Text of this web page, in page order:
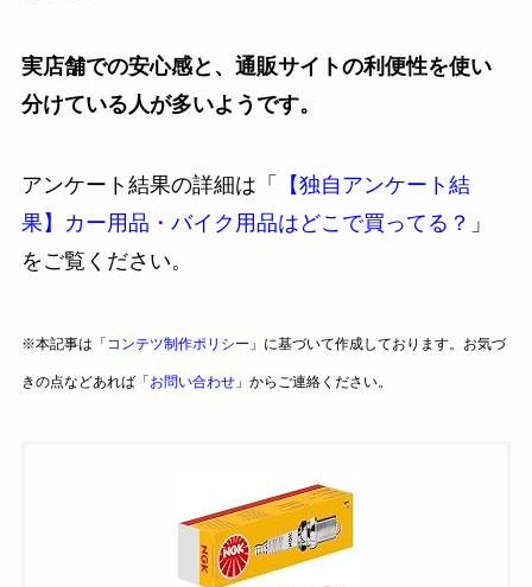
実店舗での安心感と、通販サイトの利便性を使い
分けている人が多いようです。
アンケート結果の詳細は「
【独自アンケート結
果】カー用品・バイク用品はどこで買ってる？ 」
をご覧ください。
※本記事は「 コンテツ制作ポリシー 」に基づいて作成しております。お気づ
きの点などあれば「お問い合わせ」からご連絡ください。